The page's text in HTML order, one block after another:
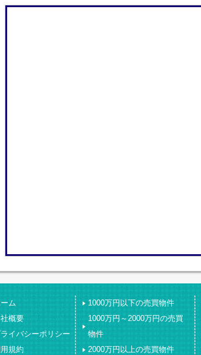
ム
概要
イバシーポリシー
規約
1000万円以下の売買物件
1000万円～2000万円の売買
物件
2000万円以上の売買物件